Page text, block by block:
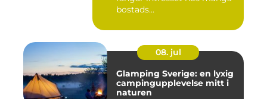
bostads...
08. jul
Glamping Sverige: en lyxig
campingupplevelse mitt i
naturen